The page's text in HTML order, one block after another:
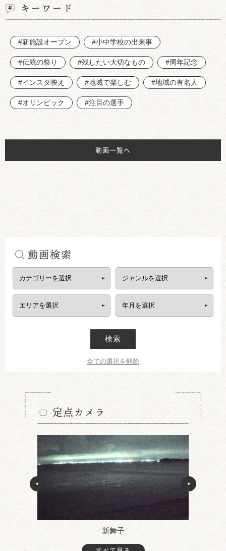
キーワード
#新施設オープン #小中学校の出来事
#伝統の祭り #残したい大切なもの #周年記念
#インスタ映え #地域で楽しむ #地域の有名人
#オリンピック #注目の選手
動画一覧へ
動画検索
検索
全ての選択を解除
定点カメラ
新舞子